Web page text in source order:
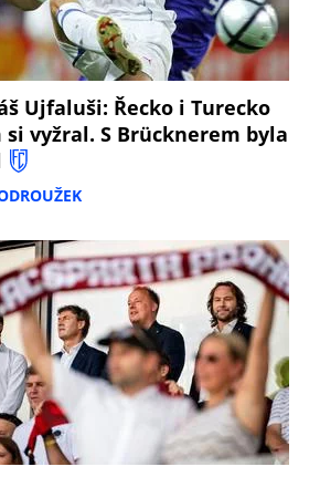
Ujfaluši: Řecko i Turecko
si vyžral. S Brücknerem byla